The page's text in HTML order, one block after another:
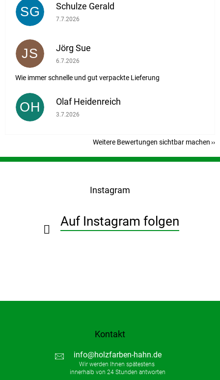
SG Schulze Gerald
Die Shop-Bewertung beträgt 5 von 5 Sternen.
7.7.2026
JS Jörg Sue
Die Shop-Bewertung beträgt 5 von 5 Sternen.
6.7.2026
Wie immer schnelle und gut verpackte Lieferung
OH Olaf Heidenreich
Die Shop-Bewertung beträgt 5 von 5 Sternen.
3.7.2026
Weitere Bewertungen sichtbar machen
F
Instagram
Auf Instagram folgen
Kontakt
info@holzfarben-hahn.de